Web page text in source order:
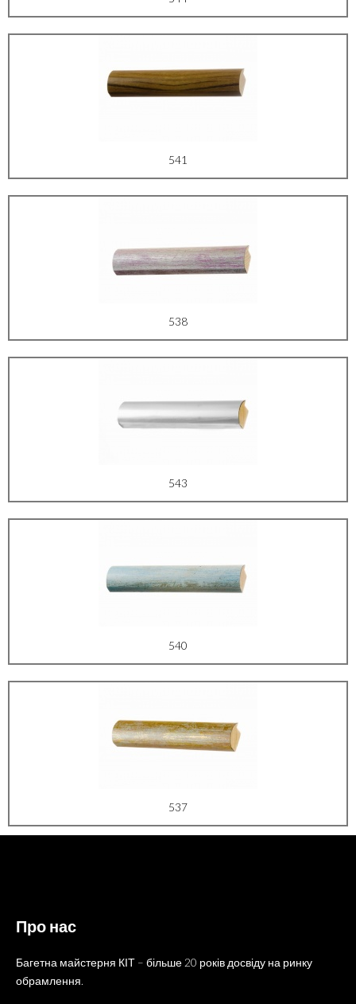
541
538
543
540
537
Про нас
Багетна майстерня КІТ – більше 20 років досвіду на ринку
обрамлення.